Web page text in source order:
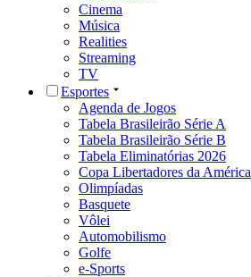
Cinema
Música
Realities
Streaming
TV
Esportes
Agenda de Jogos
Tabela Brasileirão Série A
Tabela Brasileirão Série B
Tabela Eliminatórias 2026
Copa Libertadores da América
Olimpíadas
Basquete
Vôlei
Automobilismo
Golfe
e-Sports